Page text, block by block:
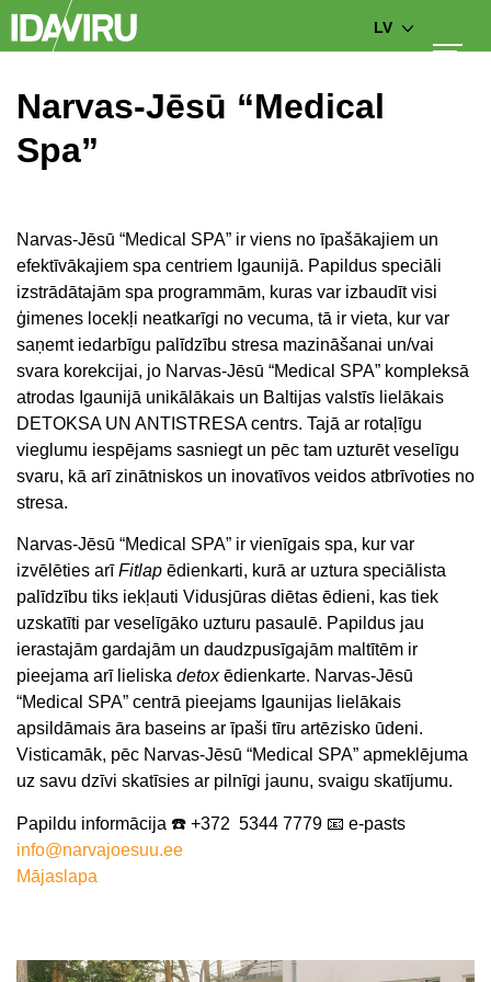
LV
Narvas-Jēsū “Medical
Spa”
Narvas-Jēsū “Medical SPA” ir viens no īpašākajiem un
efektīvākajiem spa centriem Igaunijā. Papildus speciāli
izstrādātajām spa programmām, kuras var izbaudīt visi
ģimenes locekļi neatkarīgi no vecuma, tā ir vieta, kur var
saņemt iedarbīgu palīdzību stresa mazināšanai un/vai
svara korekcijai, jo Narvas-Jēsū “Medical SPA” kompleksā
atrodas Igaunijā unikālākais un Baltijas valstīs lielākais
DETOKSA UN ANTISTRESA centrs. Tajā ar rotaļīgu
vieglumu iespējams sasniegt un pēc tam uzturēt veselīgu
svaru, kā arī zinātniskos un inovatīvos veidos atbrīvoties no
stresa.
Narvas-Jēsū “Medical SPA” ir vienīgais spa, kur var
izvēlēties arīFitlap ēdienkarti, kurā ar uztura speciālista
palīdzību tiks iekļauti Vidusjūras diētas ēdieni, kas tiek
uzskatīti par veselīgāko uzturu pasaulē. Papildus jau
ierastajām gardajām un daudzpusīgajām maltītēm ir
pieejama arī lieliska detoxēdienkarte. Narvas-Jēsū
“Medical SPA” centrā pieejams Igaunijas lielākais
apsildāmais āra baseins ar īpaši tīru artēzisko ūdeni.
Visticamāk, pēc Narvas-Jēsū “Medical SPA” apmeklējuma
uz savu dzīvi skatīsies ar pilnīgi jaunu, svaigu skatījumu.
Papildu informācija ☎️ +372 5344 7779 📧 e-pasts
info@narvajoesuu.ee
Mājaslapa